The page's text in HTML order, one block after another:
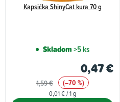
Kapsička ShinyCat kura 70 g
Skladom>5 ks
0,47 €
1,59 € (–70 %)
Jednotková
0,01 € / 1 g